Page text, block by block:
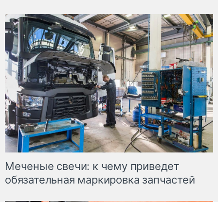
Меченые свечи: к чему приведет
обязательная маркировка запчастей